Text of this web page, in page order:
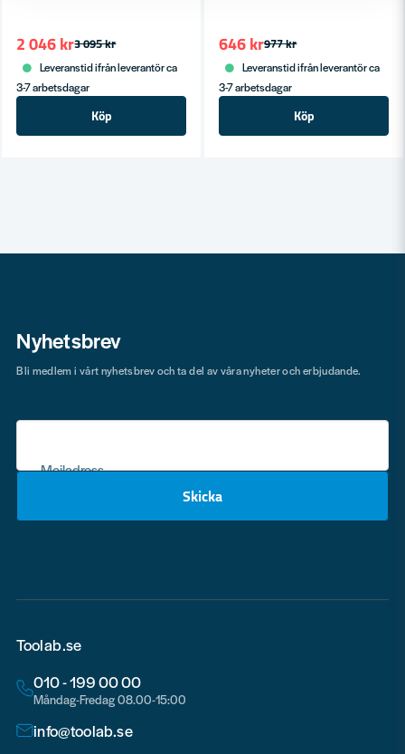
3 095 kr
2 046 kr
Leveranstid ifrån leverantör ca
3-7 arbetsdagar
Köp
977 kr
646 kr
Leveranstid ifrån leverantör ca
3-7 arbetsdagar
Köp
Nyhetsbrev
Mejladress
Skicka
Bli medlem i vårt nyhetsbrev och ta del av våra nyheter och erbjudande.
Toolab.se
010 - 199 00 00
Måndag-Fredag 08.00-15:00
info@toolab.se